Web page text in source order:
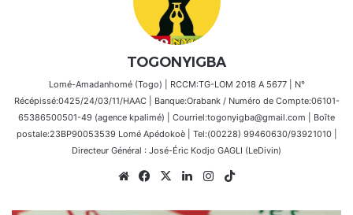
TOGONYIGBA
Lomé-Amadanhomé (Togo) | RCCM:TG-LOM 2018 A 5677 | N°
Récépissé:0425/24/03/11/HAAC | Banque:Orabank / Numéro de Compte:06101-
65386500501-49 (agence kpalimé) | Courriel:togonyigba@gmail.com | Boîte
postale:23BP90053539 Lomé Apédokoè | Tel:(00228) 99460630/93921010 |
Directeur Général : José-Éric Kodjo GAGLI (LeDivin)
WebsiteFacebook
X LinkedinInstagram